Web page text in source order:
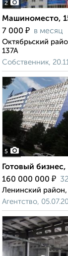
2
Машиноместо,
7 000 ₽ в месяц
Октябрьский
137А
Собственник,
5
Готовый
160 000 000 ₽
Ленинский
Агентство,